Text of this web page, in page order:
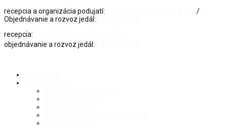
recepcia a organizácia podujatí:
/
Objednávanie a rozvoz jedál:
recepcia:
objednávanie a rozvoz jedál: